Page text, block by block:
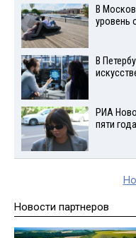
В
уровень
В
РИА
пяти
Новости партнеров